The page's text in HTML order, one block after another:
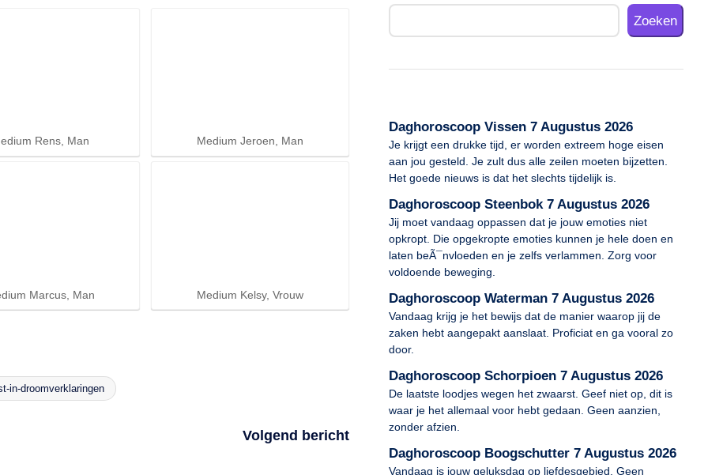
Rens, Man
Marcus, Man
Medium Jeroen, Man
Medium Kelsy, Vrouw
in-droomverklaringen
Volgend bericht
Zoeken
Daghoroscoop Vissen 7 Augustus 2026
Je krijgt een drukke tijd, er worden extreem hoge eisen
aan jou gesteld. Je zult dus alle zeilen moeten bijzetten.
Het goede nieuws is dat het slechts tijdelijk is.
Daghoroscoop Steenbok 7 Augustus 2026
Jij moet vandaag oppassen dat je jouw emoties niet
opkropt. Die opgekropte emoties kunnen je hele doen en
laten beÃ¯nvloeden en je zelfs verlammen. Zorg voor
voldoende beweging.
Daghoroscoop Waterman 7 Augustus 2026
Vandaag krijg je het bewijs dat de manier waarop jij de
zaken hebt aangepakt aanslaat. Proficiat en ga vooral zo
door.
Daghoroscoop Schorpioen 7 Augustus 2026
De laatste loodjes wegen het zwaarst. Geef niet op, dit is
waar je het allemaal voor hebt gedaan. Geen aanzien,
zonder afzien.
Daghoroscoop Boogschutter 7 Augustus 2026
Vandaag is jouw geluksdag op liefdesgebied. Geen